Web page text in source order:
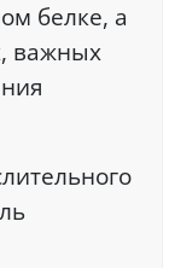
белке, а
важных